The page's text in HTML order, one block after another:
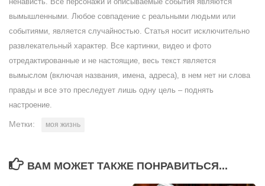
вымышленными. Любое совпадение с реальными людьми или
событиями, является случайностью. Статья носит исключительно
развлекательный характер. Все картинки, видео и фото
отредактированные и не настоящие, весь текст является
вымыслом (включая названия, имена, адреса), в нем нет ни слова
правды и все это преследует лишь одну цель – поднять
настроение.
Метки: моя жизнь
ВАМ МОЖЕТ ТАКЖЕ ПОНРАВИТЬСЯ...